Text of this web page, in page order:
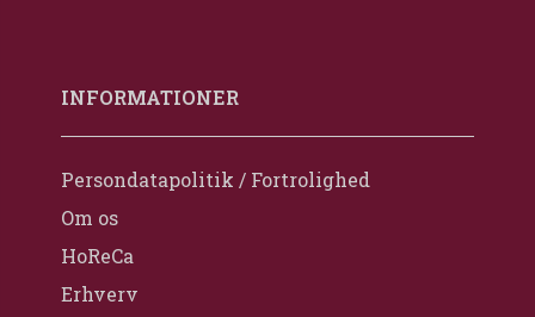
INFORMATIONER
Persondatapolitik / Fortrolighed
Om os
HoReCa
Erhverv